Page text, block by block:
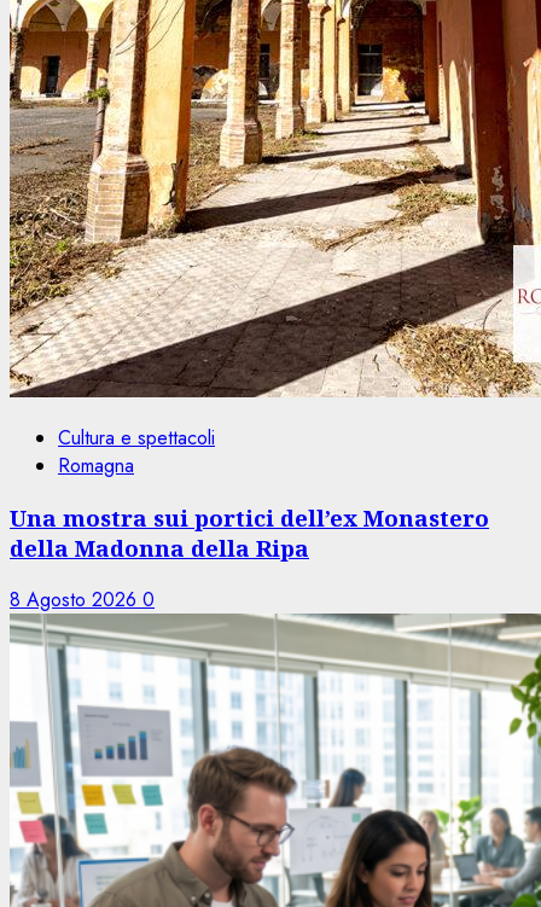
Cultura e spettacoli
Romagna
Una mostra sui portici dell’ex Monastero
della Madonna della Ripa
8 Agosto 2026 0